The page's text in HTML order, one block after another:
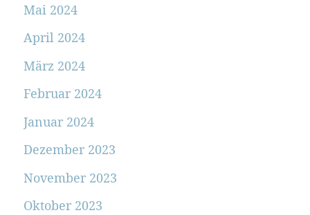
Mai 2024
April 2024
März 2024
Februar 2024
Januar 2024
Dezember 2023
November 2023
Oktober 2023